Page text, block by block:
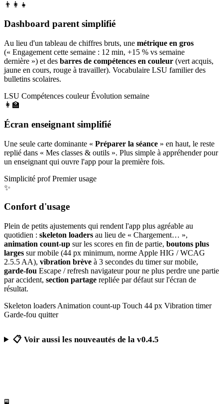
👨‍👩‍👧
Dashboard parent simplifié
Au lieu d'un tableau de chiffres bruts, une métrique en gros
(« Engagement cette semaine : 12 min, +15 % vs semaine
dernière ») et des barres de compétences en couleur (vert acquis,
jaune en cours, rouge à travailler). Vocabulaire LSU familier des
bulletins scolaires.
LSU Compétences couleur Évolution semaine
👩‍🏫
Écran enseignant simplifié
Une seule carte dominante « Préparer la séance » en haut, le reste
replié dans « Mes classes & outils ». Plus simple à appréhender pour
un enseignant qui ouvre l'app pour la première fois.
Simplicité prof Premier usage
✨
Confort d'usage
Plein de petits ajustements qui rendent l'app plus agréable au
quotidien : skeleton loaders au lieu de « Chargement… »,
animation count-up sur les scores en fin de partie, boutons plus
larges sur mobile (44 px minimum, norme Apple HIG / WCAG
2.5.5 AA), vibration brève à 3 secondes du timer sur mobile,
garde-fou Escape / refresh navigateur pour ne plus perdre une partie
par accident, section partage repliée par défaut sur l'écran de
résultat.
Skeleton loaders Animation count-up Touch 44 px Vibration timer
Garde-fou quitter
📋 Voir aussi les nouveautés de la v0.4.5